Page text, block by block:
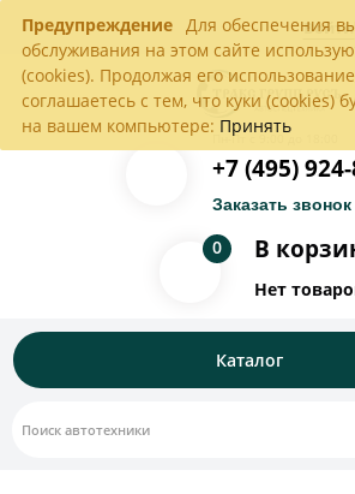
Предупреждение Для обеспечения
обслуживания на этом сайте
(cookies). Продолжая его
соглашаетесь с тем, что куки (cookies)
на вашем компьютере: Принять
Войти
Пн-Пт с 9:00 до 18:00
+7 (495)
Заказать звонок
В
0
Нет
Каталог